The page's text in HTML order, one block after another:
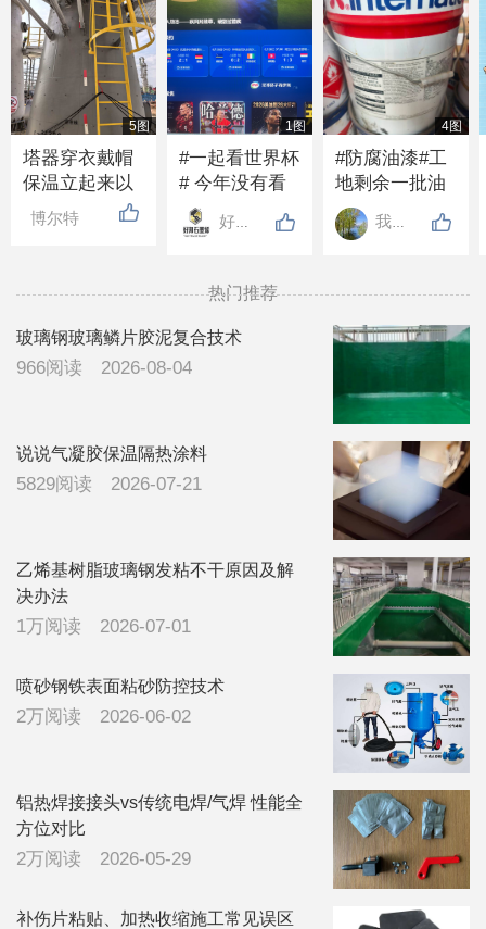
5图
塔器穿衣戴帽
保温立起来以
后，下过大雨
从下边淌水是
看有没有有经
验的领导指导
一下，广东地
博尔特
1图
#一起看世界杯
# 今年没有看
世界杯的吗？
好多年没人发
好邦涂料
4图
#防腐油漆#工
地剩余一批油
漆带固化剂，2
吨左右，需要
我心飞翔
热门推荐
玻璃钢玻璃鳞片胶泥复合技术
966阅读 2026-08-04
说说气凝胶保温隔热涂料
5829阅读 2026-07-21
乙烯基树脂玻璃钢发粘不干原因及解
决办法
1万阅读 2026-07-01
喷砂钢铁表面粘砂防控技术
2万阅读 2026-06-02
铝热焊接接头vs传统电焊/气焊 性能全
方位对比
2万阅读 2026-05-29
补伤片粘贴、加热收缩施工常见误区